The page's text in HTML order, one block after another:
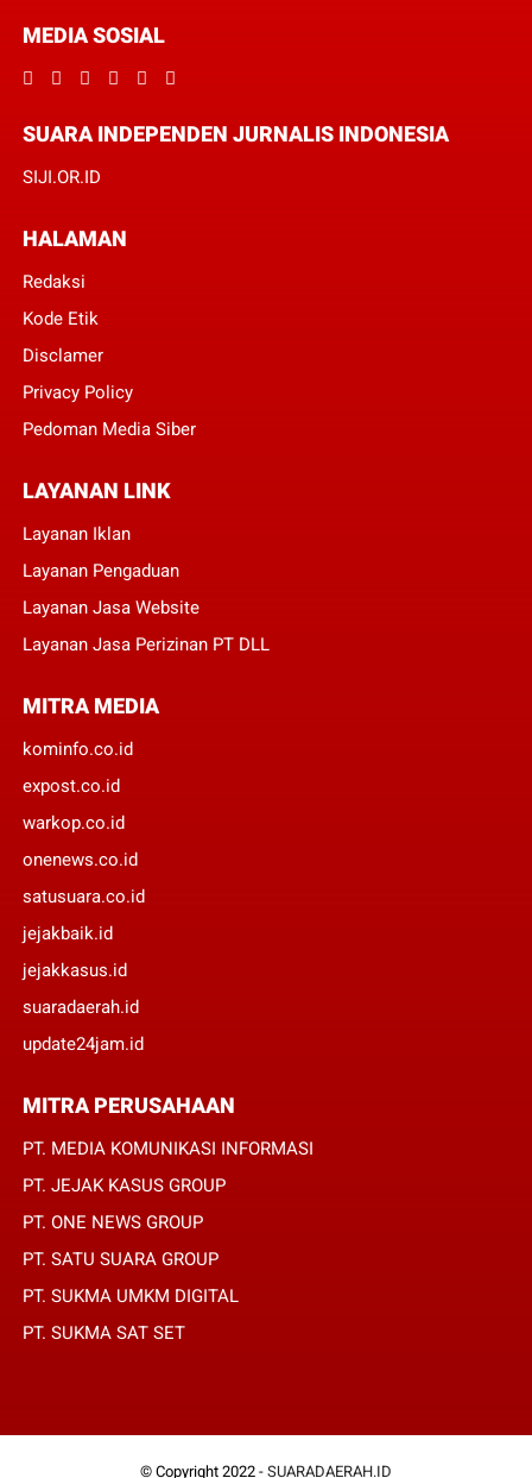
MEDIA SOSIAL
SUARA INDEPENDEN JURNALIS INDONESIA
SIJI.OR.ID
HALAMAN
Redaksi
Kode Etik
Disclamer
Privacy Policy
Pedoman Media Siber
LAYANAN LINK
Layanan Iklan
Layanan Pengaduan
Layanan Jasa Website
Layanan Jasa Perizinan PT DLL
MITRA MEDIA
kominfo.co.id
expost.co.id
warkop.co.id
onenews.co.id
satusuara.co.id
jejakbaik.id
jejakkasus.id
suaradaerah.id
update24jam.id
MITRA PERUSAHAAN
PT. MEDIA KOMUNIKASI INFORMASI
PT. JEJAK KASUS GROUP
PT. ONE NEWS GROUP
PT. SATU SUARA GROUP
PT. SUKMA UMKM DIGITAL
PT. SUKMA SAT SET
© Copyright 2022 - SUARADAERAH.ID